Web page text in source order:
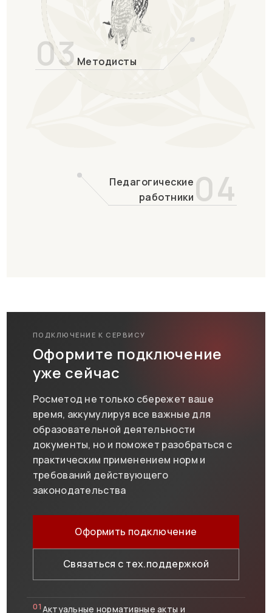
03 Методисты
Педагогические
работники 04
ПОДКЛЮЧЕНИЕ К СЕРВИСУ
Оформите подключение
уже сейчас
Росметод не только сбережет ваше
время, аккумулируя все важные для
образовательной деятельности
документы, но и поможет разобраться с
практическим применением норм и
требований действующего
законодательства
Оформить подключение
Связаться с тех.поддержкой
01Актуальные нормативные акты и